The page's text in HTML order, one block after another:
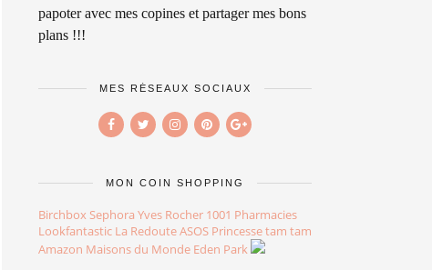
papoter avec mes copines et partager mes bons
plans !!!
MES RÉSEAUX SOCIAUX
MON COIN SHOPPING
Birchbox Sephora Yves Rocher 1001 Pharmacies
Lookfantastic La RedouteASOS Princesse tam tam
Amazon Maisons du Monde Eden Park